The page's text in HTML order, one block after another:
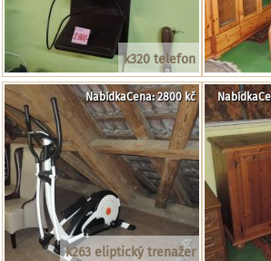
k320 telefon
k263 eliptický trenažer
NabídkaCena: 2800 kč